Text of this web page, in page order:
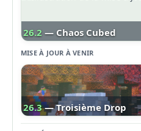
26.2 — Chaos Cubed
MISE À JOUR À VENIR
26.3 — Troisième Drop